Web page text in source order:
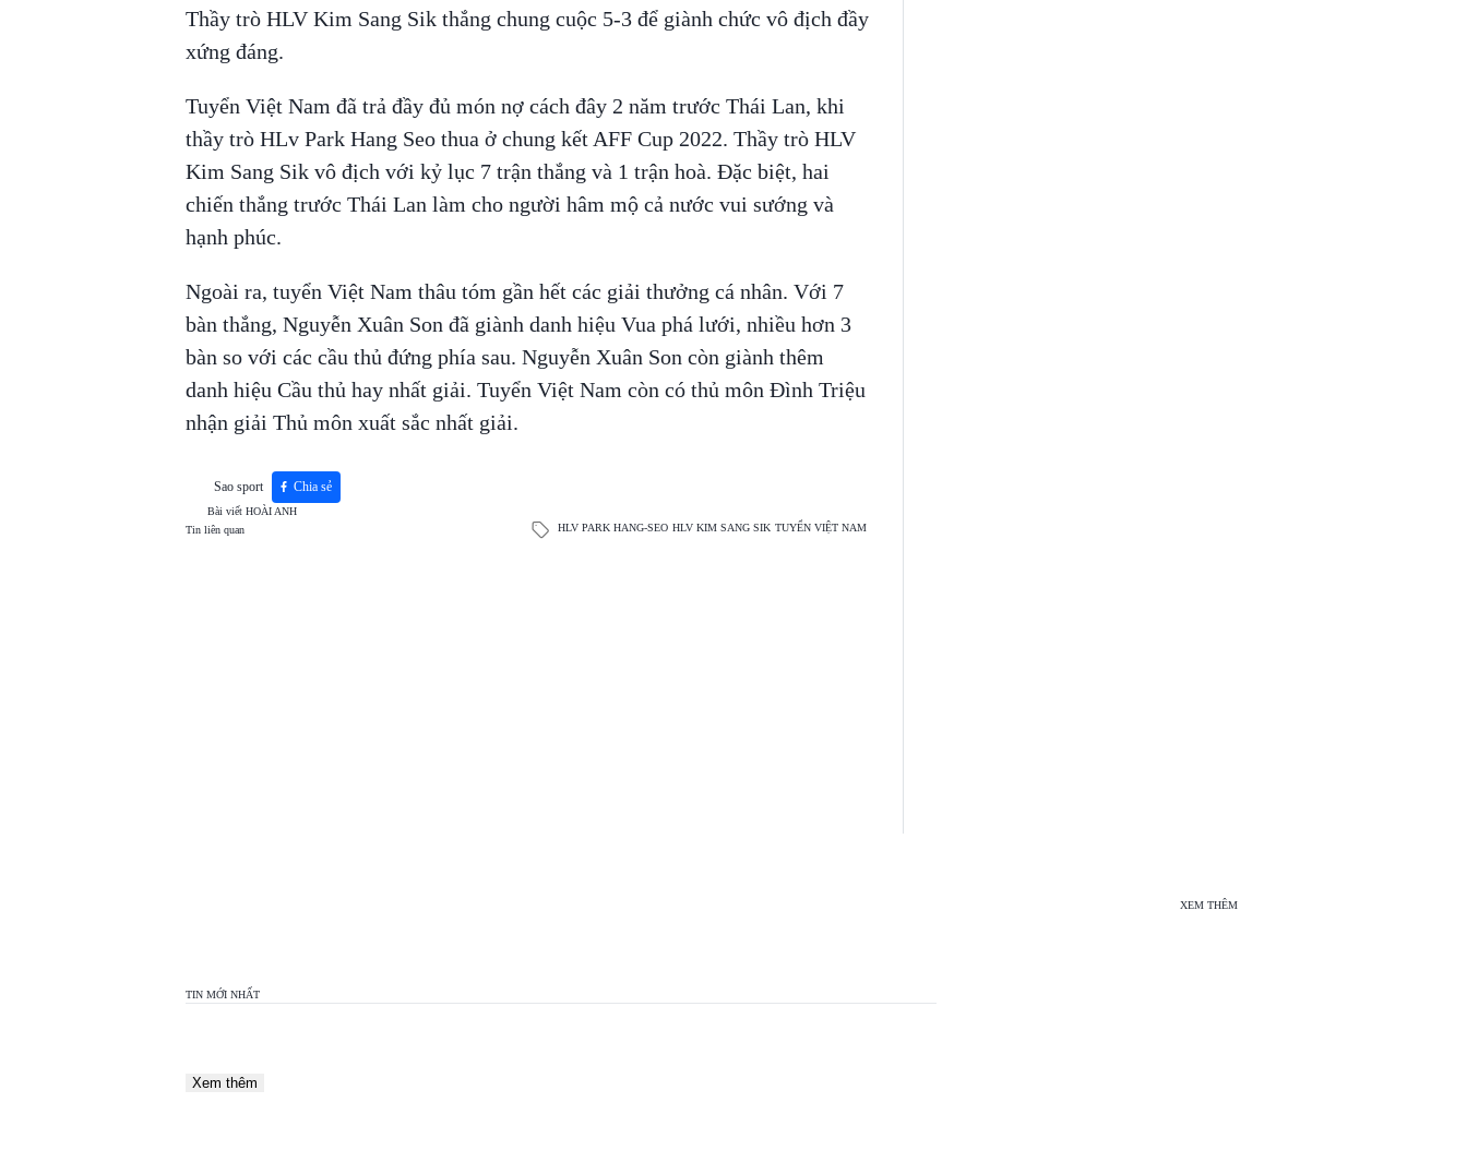
Thầy trò HLV Kim Sang Sik thắng chung cuộc 5-3 để giành chức vô địch đầy
xứng đáng.
Tuyển Việt Nam đã trả đầy đủ món nợ cách đây 2 năm trước Thái Lan, khi
thầy trò HLv Park Hang Seo thua ở chung kết AFF Cup 2022. Thầy trò HLV
Kim Sang Sik vô địch với kỷ lục 7 trận thắng và 1 trận hoà. Đặc biệt, hai
chiến thắng trước Thái Lan làm cho người hâm mộ cả nước vui sướng và
hạnh phúc.
Ngoài ra, tuyển Việt Nam thâu tóm gần hết các giải thưởng cá nhân. Với 7
bàn thắng, Nguyễn Xuân Son đã giành danh hiệu Vua phá lưới, nhiều hơn 3
bàn so với các cầu thủ đứng phía sau. Nguyễn Xuân Son còn giành thêm
danh hiệu Cầu thủ hay nhất giải. Tuyển Việt Nam còn có thủ môn Đình Triệu
nhận giải Thủ môn xuất sắc nhất giải.
Sao sport Chia sẻ
Bài viết HOÀI ANH
Tin liên quan
HLV PARK HANG-SEO HLV KIM SANG SIK TUYỂN VIỆT NAM
XEM THÊM
TIN MỚI NHẤT
Xem thêm